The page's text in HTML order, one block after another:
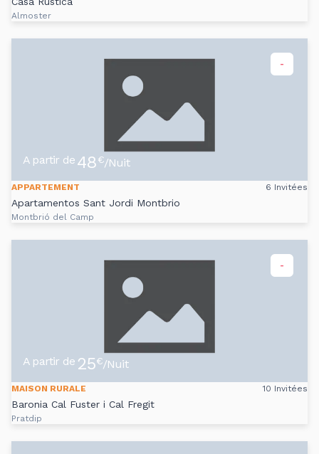
Almoster
-
A partir de 48€/Nuit
APPARTEMENT 6 Invitées
Apartamentos Sant Jordi Montbrio
Montbrió del Camp
-
A partir de 25€/Nuit
MAISON RURALE 10 Invitées
Baronia Cal Fuster i Cal Fregit
Pratdip